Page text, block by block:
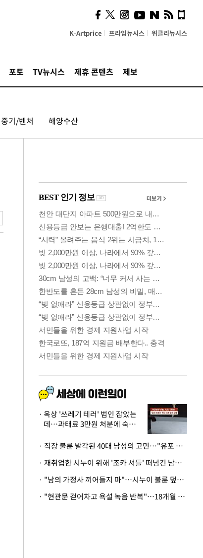
K-Artprice 프라임뉴시스 위클리뉴시스
포토 TV뉴시스 제휴 콘텐츠 제보
중기/벤처 해양수산
의견, 국토부·LH에 충실히
전달할 것"
옥상 '쓰레기 테러' 범인 잡았는
데…과태료 3만원 처분에 숙박업
· 직장 불륜 발각된 40대 남성의 고민…"유포 동료 명예훼손·협박죄 고소 가능할까"
· 재취업한 시누이 위해 '조카 셔틀' 떠넘긴 남편…아내 "난 못한다"
· "남의 가정사 끼어들지 마"…시누이 불륜 덮으려는 남편에 억울한 아내
· "현관문 걷어차고 욕설 녹음 반복"…18개월 아기 키우는 집 뒤흔든 '앞집의 비극'